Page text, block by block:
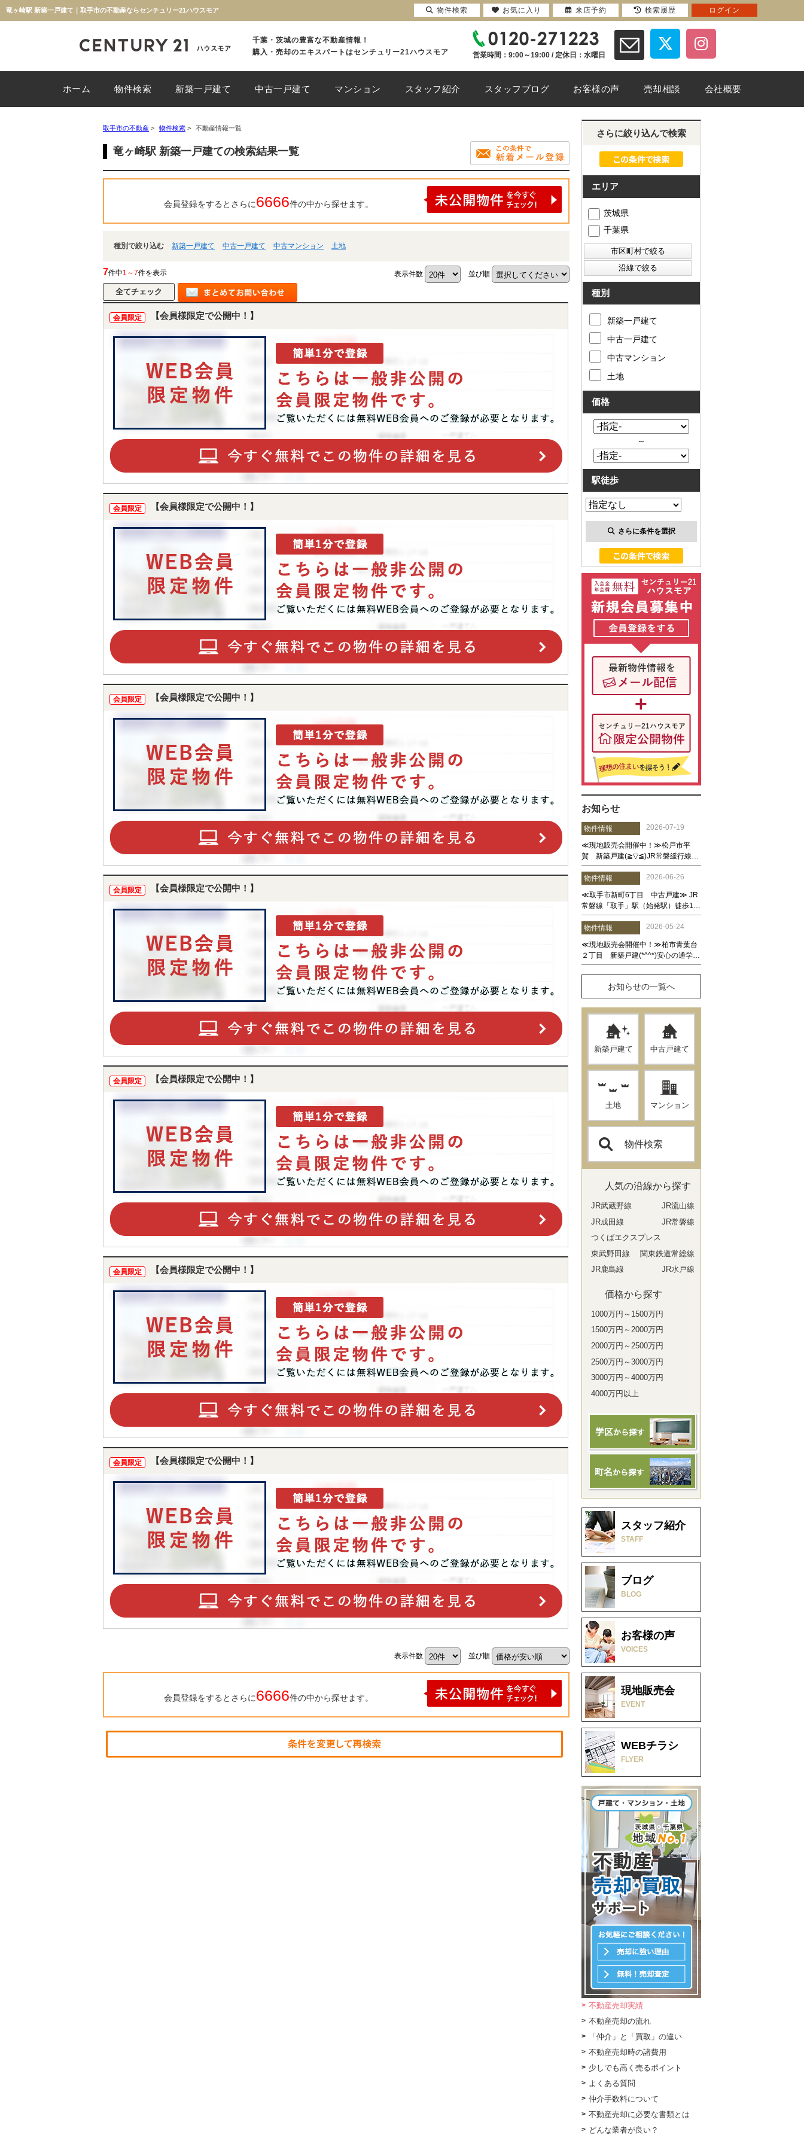
竜ヶ崎駅 新築一戸建て｜取手市の不動産ならセンチュリー21ハウスモア
千葉・茨城の豊富な不動産情報！
購入・売却のエキスパートはセンチュリー21ハウスモア
営業時間：9:00～19:00 / 定休日：水曜日
ホーム 物件検索 新築一戸建て 中古一戸建て マンション スタッフ紹介 スタッフブログ お客様の声 売却相談 会社概要
取手市の不動産 > 物件検索 > 不動産情報一覧
竜ヶ崎駅 新築一戸建ての検索結果一覧
会員登録をするとさらに6666件の中から探せます。
種別で絞り込む 新築一戸建て 中古一戸建て 中古マンション 土地
7件中1～7件を表示 表示件数 並び順
会員限定 【会員様限定で公開中！】
会員限定 【会員様限定で公開中！】
会員限定 【会員様限定で公開中！】
会員限定 【会員様限定で公開中！】
会員限定 【会員様限定で公開中！】
会員限定 【会員様限定で公開中！】
会員限定 【会員様限定で公開中！】
表示件数 並び順
会員登録をするとさらに6666件の中から探せます。
さらに絞り込んで検索
エリア
茨城県
千葉県
種別
新築一戸建て
中古一戸建て
中古マンション
土地
価格
～
駅徒歩
さらに条件を選択
お知らせ
お知らせの一覧へ
新築戸建て 中古戸建て
土地 マンション
物件検索
人気の沿線から探す
JR武蔵野線
JR流山線
JR成田線
JR常磐線
つくばエクスプレス
東武野田線
関東鉄道常総線
JR鹿島線
JR水戸線
価格から探す
1000万円～1500万円
1500万円～2000万円
2000万円～2500万円
2500万円～3000万円
3000万円～4000万円
4000万円以上
スタッフ紹介
STAFF
ブログ
BLOG
お客様の声
VOICES
現地販売会
EVENT
WEBチラシ
FLYER
不動産売却実績
不動産売却の流れ
「仲介」と「買取」の違い
不動産売却時の諸費用
少しでも高く売るポイント
よくある質問
仲介手数料について
不動産売却に必要な書類とは
どんな業者が良い？
物件検索 お気に入り 来店予約 検索履歴 ログイン